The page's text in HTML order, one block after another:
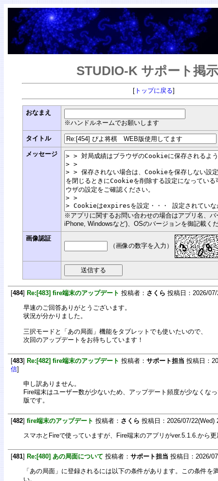
STUDIO-K サポート掲
[ トップに戻る]
おなまえ
※ハンドルネームでお願いします
タイトル
メッセージ
※アプリに関するお問い合わせの場合はアプリ名、
iPhone, Windowsなど)、OSのバージョンを御記載く
画像認証
（画像の数字を入力）
[484] Re:[483] fire端末のアップデート 投稿者： さくら 投稿日：2026/
早速のご回答ありがとうございます。
状況が分かりました。
三択モードと「あの局面」機能をタブレットでも使いたいので、
次回のアップデートをお待ちしています！
[483] Re:[482] fire端末のアップデート 投稿者： サポート担当 投稿日：
信]
申し訳ありません。
Fire端末はユーザー数が少ないため、アップデート頻度が少なくな
版です。
[482] fire端末のアップデート 投稿者： さくら 投稿日：2026/07/
スマホとFireで使っていますが、Fire端末のアプリがver.5.1.6.から
[481] Re:[480] あの局面について 投稿者： サポート担当 投稿日：2026/
「あの局面」に登録されるには以下の条件があります。この条件を
い。